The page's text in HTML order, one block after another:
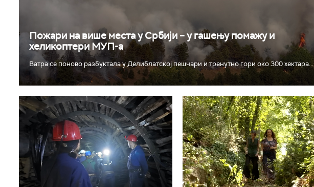
Пожари на више места у Србији – у гашењу помажу и
хеликоптери МУП-а
Ватра се поново разбуктала у Делиблатској пешчари и тренутно гори око 300 хектара...